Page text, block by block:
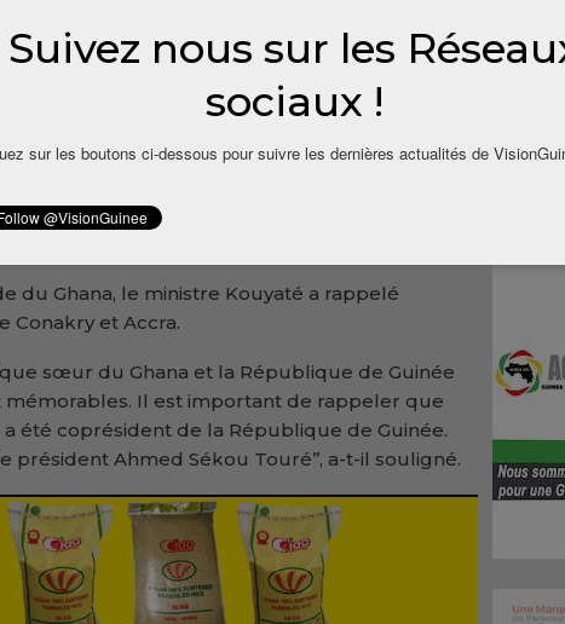
étrangères, Dr Morissanda Kouyaté, a
de la Guinée au peuple
survenu le 7 août dernier dans le
a coûté la vie à huit personnes, dont
de la défense, et Murtala Muhammed,
sciences, des technologies et de
du Ghana, le ministre Kouyaté a rappelé
Conakry et Accra.
sœur du Ghana et la République de Guinée
Il est important de rappeler que
été coprésident de la République de Guinée.
président Ahmed Sékou Touré’’, a-t-il souligné.
Suivez nous sur les
sociaux !
sur les boutons ci-dessous pour suivre les dernières actualités de